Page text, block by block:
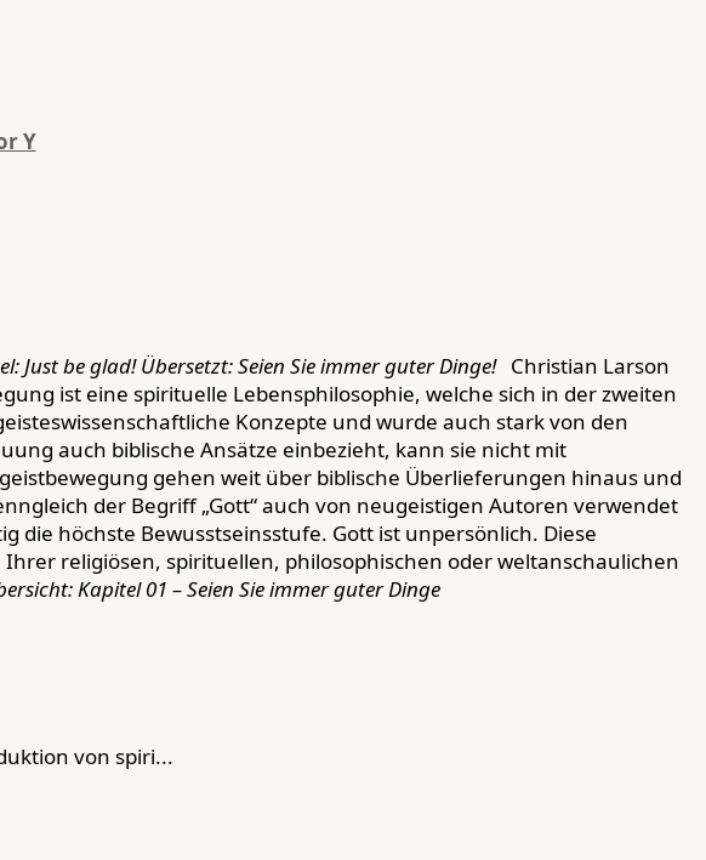
Y
Just be glad!Übersetzt: Seien Sie immer guter Dinge!Christian Larson
ist eine spirituelle Lebensphilosophie, welche sich in der zweiten
Konzepte und wurde auch stark von den
auch biblische Ansätze einbezieht, kann sie nicht mit
gehen weit über biblische Überlieferungen hinaus und
der Begriff „Gott“ auch von neugeistigen Autoren verwendet
die höchste Bewusstseinsstufe. Gott ist unpersönlich. Diese
religiösen, spirituellen, philosophischen oder weltanschaulichen
Kapitel 01 – Seien Sie immer guter Dinge
von spiri...